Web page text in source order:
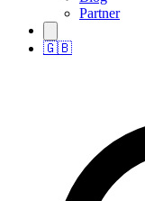
Partner
🇬🇧